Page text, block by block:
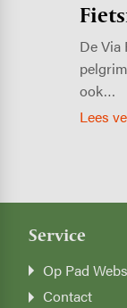
De Via
ook…
Lees
Service
Op Pad
Contact